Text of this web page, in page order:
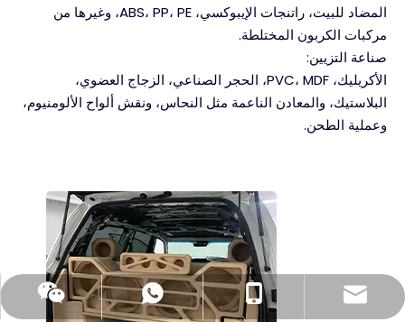
المضاد للبيت، راتنجات الإيبوكسي، ABS، PP، PE، وغيرها من
مركبات الكربون المختلطة.
صناعة التزيين:
الأكريليك، PVC، MDF، الحجر الصناعي، الزجاج العضوي،
البلاستيك، والمعادن الناعمة مثل النحاس، ونقش ألواح الألومنيوم،
وعملية الطحن.
wincnc@u-may-mail.com
+86 18663716521
+86 18663716521